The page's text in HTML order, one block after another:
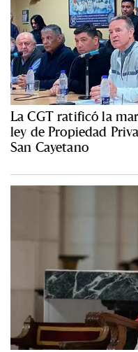
La CGT ratificó la
ley de Propiedad
San Cayetano